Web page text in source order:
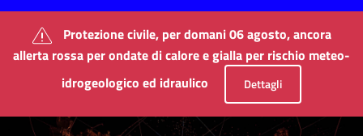
Protezione civile, per domani 06 agosto, ancora
allerta rossa per ondate di calore e gialla per rischio meteo-
idrogeologico ed idraulico
Dettagli